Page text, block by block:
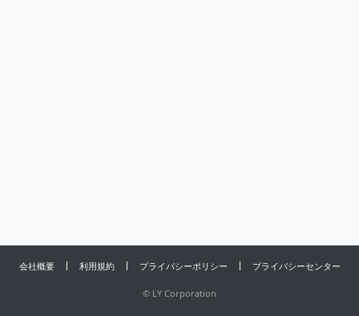
会社概要 利用規約 プライバシーポリシー プライバシーセンター
© LY Corporation